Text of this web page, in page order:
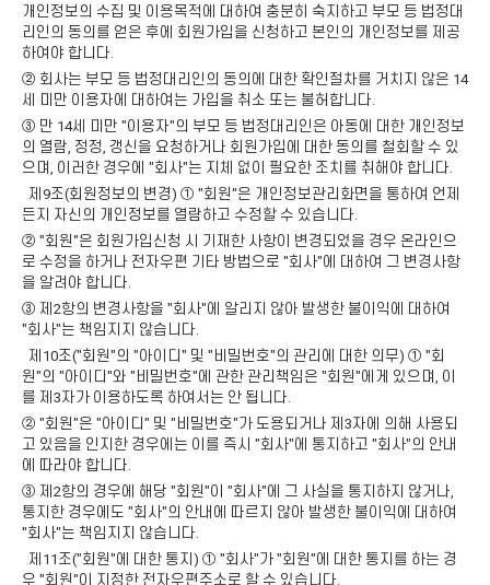
개인정보의 수집 및 이용목적에 대하여 충분히 숙지하고 부모 등 법정대
리인의 동의를 얻은 후에 회원가입을 신청하고 본인의 개인정보를 제공
하여야 합니다.
② 회사는 부모 등 법정대리인의 동의에 대한 확인절차를 거치지 않은 14
세 미만 이용자에 대하여는 가입을 취소 또는 불허합니다.
③ 만 14세 미만 "이용자"의 부모 등 법정대리인은 아동에 대한 개인정보
의 열람, 정정, 갱신을 요청하거나 회원가입에 대한 동의를 철회할 수 있
으며, 이러한 경우에 "회사"는 지체 없이 필요한 조치를 취해야 합니다.
제9조(회원정보의 변경) ① "회원"은 개인정보관리화면을 통하여 언제
든지 자신의 개인정보를 열람하고 수정할 수 있습니다.
② "회원"은 회원가입신청 시 기재한 사항이 변경되었을 경우 온라인으
로 수정을 하거나 전자우편 기타 방법으로 "회사"에 대하여 그 변경사항
을 알려야 합니다.
③ 제2항의 변경사항을 "회사"에 알리지 않아 발생한 불이익에 대하여
"회사"는 책임지지 않습니다.
제10조("회원"의 "아이디" 및 "비밀번호"의 관리에 대한 의무) ① "회
원"의 "아이디"와 "비밀번호"에 관한 관리책임은 "회원"에게 있으며, 이
를 제3자가 이용하도록 하여서는 안 됩니다.
② "회원"은 "아이디" 및 "비밀번호"가 도용되거나 제3자에 의해 사용되
고 있음을 인지한 경우에는 이를 즉시 "회사"에 통지하고 "회사"의 안내
에 따라야 합니다.
③ 제2항의 경우에 해당 "회원"이 "회사"에 그 사실을 통지하지 않거나,
통지한 경우에도 "회사"의 안내에 따르지 않아 발생한 불이익에 대하여
"회사"는 책임지지 않습니다.
제11조("회원"에 대한 통지) ① "회사"가 "회원"에 대한 통지를 하는 경
우 "회원"이 지정한 전자우편주소로 할 수 있습니다.